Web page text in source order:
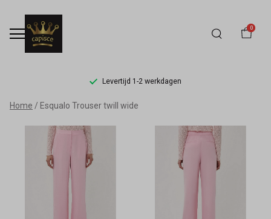
0
Levertijd 1-2 werkdagen
Esqualo
Trouser
twill
Home Esqualo Trouser twill wide